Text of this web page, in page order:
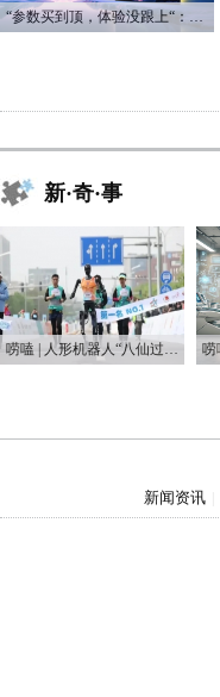
“参数买到顶，体验没跟上“：长虹追光Q70S给高端电视打了个样
新·奇·事
唠嗑 | 人形机器人“八仙过海”，这届“半马”有点癫
新闻资讯